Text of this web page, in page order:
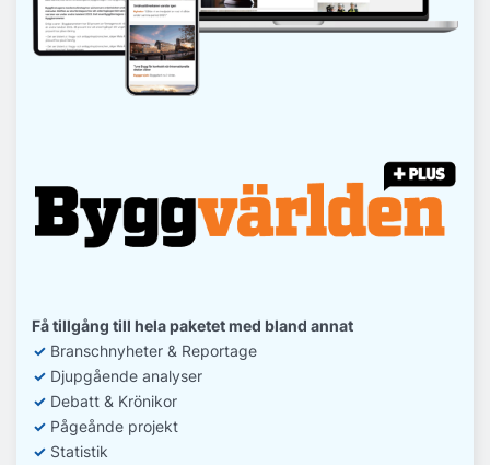
Få tillgång till hela paketet med bland annat
✓ Branschnyheter & Reportage
✓ Djupgående analyser
✓ Debatt & Krönikor
✓ Pågeånde projekt
✓ Statistik